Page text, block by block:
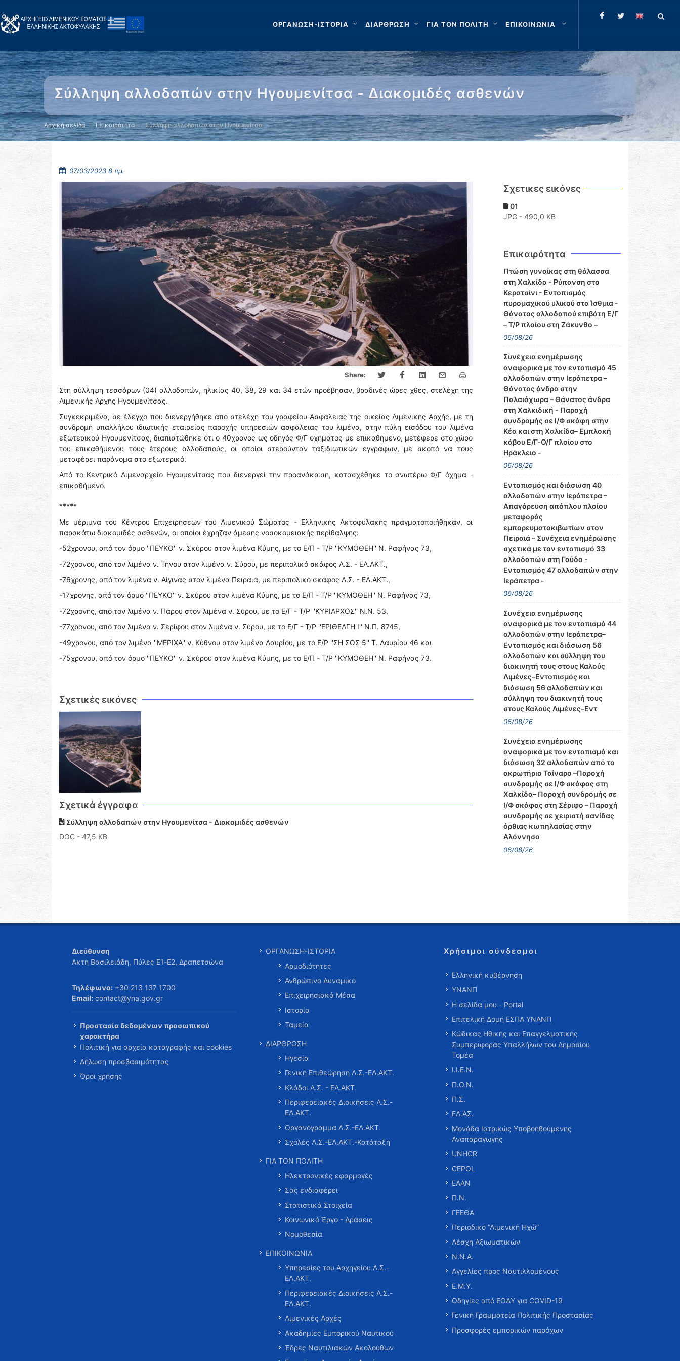
ΟΡΓΑΝΩΣΗ-ΙΣΤΟΡΙΑ ΔΙΑΡΘΡΩΣΗ ΓΙΑ ΤΟΝ ΠΟΛΙΤΗ ΕΠΙΚΟΙΝΩΝΙΑ
Σύλληψη αλλοδαπών στην Ηγουμενίτσα - Διακομιδές ασθενών
Αρχική σελίδα Επικαιρότητα Σύλληψη αλλοδαπών στην Ηγουμενίτσα …
07/03/2023 8 πμ.
Share:
Στη σύλληψη τεσσάρων (04) αλλοδαπών, ηλικίας 40, 38, 29 και 34 ετών προέβησαν, βραδινές ώρες χθες, στελέχη της
Λιμενικής Αρχής Ηγουμενίτσας.
Συγκεκριμένα, σε έλεγχο που διενεργήθηκε από στελέχη του γραφείου Ασφάλειας της οικείας Λιμενικής Αρχής, με τη
συνδρομή υπαλλήλου ιδιωτικής εταιρείας παροχής υπηρεσιών ασφάλειας του λιμένα, στην πύλη εισόδου του λιμένα
εξωτερικού Ηγουμενίτσας, διαπιστώθηκε ότι ο 40χρονος ως οδηγός Φ/Γ οχήματος με επικαθήμενο, μετέφερε στο χώρο
του επικαθήμενου τους έτερους αλλοδαπούς, οι οποίοι στερούνταν ταξιδιωτικών εγγράφων, με σκοπό να τους
μεταφέρει παράνομα στο εξωτερικό.
Από το Κεντρικό Λιμεναρχείο Ηγουμενίτσας που διενεργεί την προανάκριση, κατασχέθηκε το ανωτέρω Φ/Γ όχημα -
επικαθήμενο.
*****
Με μέριμνα του Κέντρου Επιχειρήσεων του Λιμενικού Σώματος - Ελληνικής Ακτοφυλακής πραγματοποιήθηκαν, οι
παρακάτω διακομιδές ασθενών, οι οποίοι έχρηζαν άμεσης νοσοκομειακής περίθαλψης:
-52χρονου, από τον όρμο ''ΠΕΥΚΟ'' ν. Σκύρου στον λιμένα Κύμης, με το Ε/Π - Τ/Ρ ''ΚΥΜΟΘΕΗ'' Ν. Ραφήνας 73,
-72χρονου, από τον λιμένα ν. Τήνου στον λιμένα ν. Σύρου, με περιπολικό σκάφος Λ.Σ. - ΕΛ.ΑΚΤ.,
-76χρονης, από τον λιμένα ν. Αίγινας στον λιμένα Πειραιά, με περιπολικό σκάφος Λ.Σ. - ΕΛ.ΑΚΤ.,
-17χρονης, από τον όρμο ''ΠΕΥΚΟ'' ν. Σκύρου στον λιμένα Κύμης, με το Ε/Π - Τ/Ρ ''ΚΥΜΟΘΕΗ'' Ν. Ραφήνας 73,
-72χρονης, από τον λιμένα ν. Πάρου στον λιμένα ν. Σύρου, με το Ε/Γ - Τ/Ρ ''ΚΥΡΙΑΡΧΟΣ'' Ν.Ν. 53,
-77χρονου, από τον λιμένα ν. Σερίφου στον λιμένα ν. Σύρου, με το Ε/Γ - Τ/Ρ ''ΕΡΙΘΕΛΓΗ Ι'' Ν.Π. 8745,
-49χρονου, από τον λιμένα ''ΜΕΡΙΧΑ'' ν. Κύθνου στον λιμένα Λαυρίου, με το Ε/Ρ ''ΣΗ ΣΟΣ 5'' Τ. Λαυρίου 46 και
-75χρονου, από τον όρμο ''ΠΕΥΚΟ'' ν. Σκύρου στον λιμένα Κύμης, με το Ε/Π - Τ/Ρ ''ΚΥΜΟΘΕΗ'' Ν. Ραφήνας 73.
Σχετικές εικόνες
Σχετικά έγγραφα
Σύλληψη αλλοδαπών στην Ηγουμενίτσα - Διακομιδές ασθενών
DOC - 47,5 KB
Σχετικες εικόνες
01
JPG - 490,0 KB
Επικαιρότητα
Πτώση γυναίκας στη θάλασσα
στη Χαλκίδα - Ρύπανση στο
Κερατσίνι - Εντοπισμός
πυρομαχικού υλικού στα Ίσθμια -
Θάνατος αλλοδαπού επιβάτη Ε/Γ
– Τ/Ρ πλοίου στη Ζάκυνθο –
06/08/26
Συνέχεια ενημέρωσης
αναφορικά με τον εντοπισμό 45
αλλοδαπών στην Ιεράπετρα –
Θάνατος άνδρα στην
Παλαιόχωρα – Θάνατος άνδρα
στη Χαλκιδική - Παροχή
συνδρομής σε Ι/Φ σκάφη στην
Κέα και στη Χαλκίδα– Εμπλοκή
κάβου Ε/Γ-Ο/Γ πλοίου στο
Ηράκλειο -
06/08/26
Εντοπισμός και διάσωση 40
αλλοδαπών στην Ιεράπετρα –
Απαγόρευση απόπλου πλοίου
μεταφοράς
εμπορευματοκιβωτίων στον
Πειραιά – Συνέχεια ενημέρωσης
σχετικά με τον εντοπισμό 33
αλλοδαπών στη Γαύδο -
Εντοπισμός 47 αλλοδαπών στην
Ιεράπετρα -
06/08/26
Συνέχεια ενημέρωσης
αναφορικά με τον εντοπισμό 44
αλλοδαπών στην Ιεράπετρα–
Εντοπισμός και διάσωση 56
αλλοδαπών και σύλληψη του
διακινητή τους στους Καλούς
Λιμένες–Εντοπισμός και
διάσωση 56 αλλοδαπών και
σύλληψη του διακινητή τους
στους Καλούς Λιμένες–Εντ
06/08/26
Συνέχεια ενημέρωσης
αναφορικά με τον εντοπισμό και
διάσωση 32 αλλοδαπών από το
ακρωτήριο Ταίναρο –Παροχή
συνδρομής σε Ι/Φ σκάφος στη
Χαλκίδα– Παροχή συνδρομής σε
Ι/Φ σκάφος στη Σέριφο – Παροχή
συνδρομής σε χειριστή σανίδας
όρθιας κωπηλασίας στην
Αλόννησο
06/08/26
Διεύθυνση
Ακτή Βασιλειάδη, Πύλες Ε1-Ε2, Δραπετσώνα
Τηλέφωνο: +30 213 137 1700
Email: contact@yna.gov.gr
Προστασία δεδομένων προσωπικού
χαρακτήρα
Πολιτική για αρχεία καταγραφής και cookies
Δήλωση προσβασιμότητας
Όροι χρήσης
ΟΡΓΑΝΩΣΗ-ΙΣΤΟΡΙΑ
Αρμοδιότητες
Ανθρώπινο Δυναμικό
Επιχειρησιακά Μέσα
Ιστορία
Ταμεία
ΔΙΑΡΘΡΩΣΗ
Ηγεσία
Γενική Επιθεώρηση Λ.Σ.-ΕΛ.ΑΚΤ.
Κλάδοι Λ.Σ. - ΕΛ.ΑΚΤ.
Περιφερειακές Διοικήσεις Λ.Σ.-
ΕΛ.ΑΚΤ.
Οργανόγραμμα Λ.Σ.-ΕΛ.ΑΚΤ.
Σχολές Λ.Σ.-ΕΛ.ΑΚΤ.-Κατάταξη
ΓΙΑ ΤΟΝ ΠΟΛΙΤΗ
Ηλεκτρονικές εφαρμογές
Σας ενδιαφέρει
Στατιστικά Στοιχεία
Κοινωνικό Έργο - Δράσεις
Νομοθεσία
ΕΠΙΚΟΙΝΩΝΙΑ
Υπηρεσίες του Αρχηγείου Λ.Σ.-
ΕΛ.ΑΚΤ.
Περιφερειακές Διοικήσεις Λ.Σ.-
ΕΛ.ΑΚΤ.
Λιμενικές Αρχές
Ακαδημίες Εμπορικού Ναυτικού
Έδρες Ναυτιλιακών Ακολούθων
Χρήσιμοι σύνδεσμοι
Ελληνική κυβέρνηση
ΥΝΑΝΠ
Η σελίδα μου - Portal
Επιτελική Δομή ΕΣΠΑ ΥΝΑΝΠ
Κώδικας Ηθικής και Επαγγελματικής
Συμπεριφοράς Υπαλλήλων του Δημοσίου
Τομέα
Ι.Ι.Ε.Ν.
Π.Ο.Ν.
Π.Σ.
ΕΛ.ΑΣ.
Μονάδα Ιατρικώς Υποβοηθούμενης
Αναπαραγωγής
UNHCR
CEPOL
ΕΑΑΝ
Π.Ν.
ΓΕΕΘΑ
Περιοδικό “Λιμενική Ηχώ”
Λέσχη Αξιωματικών
Ν.Ν.Α.
Αγγελίες προς Ναυτιλλομένους
Ε.Μ.Υ.
Οδηγίες από ΕΟΔΥ για COVID-19
Γενική Γραμματεία Πολιτικής Προστασίας
Προσφορές εμπορικών παρόχων